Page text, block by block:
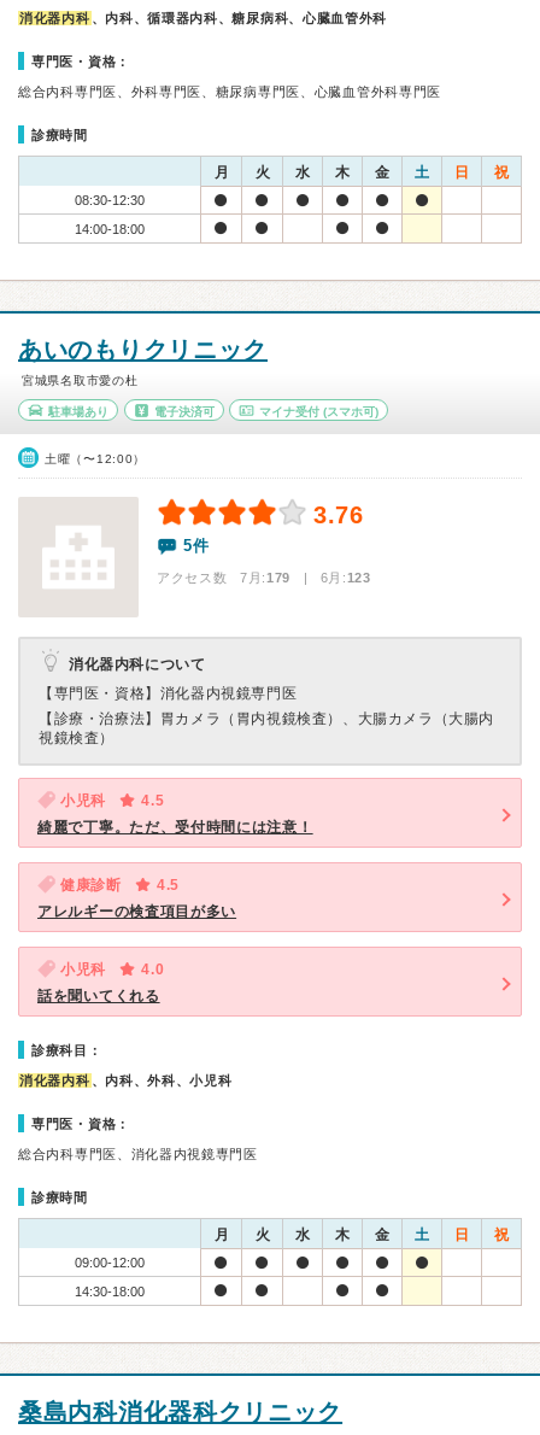
消化器内科 、内科、循環器内科、糖尿病科、心臓血管外科
専門医・資格：
総合内科専門医、外科専門医、糖尿病専門医、心臓血管外科専門医
診療時間
月 火 水 木 金 土 日 祝
08:30-12:30
14:00-18:00
あいのもりクリニック
宮城県名取市愛の杜
駐車場あり 電子決済可 マイナ受付 (スマホ可)
土曜（〜12:00）
3.76
5件
アクセス数 7月:179 | 6月:123
消化器内科について
【専門医・資格】 消化器内視鏡専門医
【診療・治療法】 胃カメラ（胃内視鏡検査）、大腸カメラ（大腸内
視鏡検査）
小児科
4.5
綺麗で丁寧。ただ、受付時間には注意！
健康診断
4.5
アレルギーの検査項目が多い
小児科
4.0
話を聞いてくれる
診療科目：
消化器内科 、内科、外科、小児科
専門医・資格：
総合内科専門医、消化器内視鏡専門医
診療時間
月 火 水 木 金 土 日 祝
09:00-12:00
14:30-18:00
桑島内科消化器科クリニック